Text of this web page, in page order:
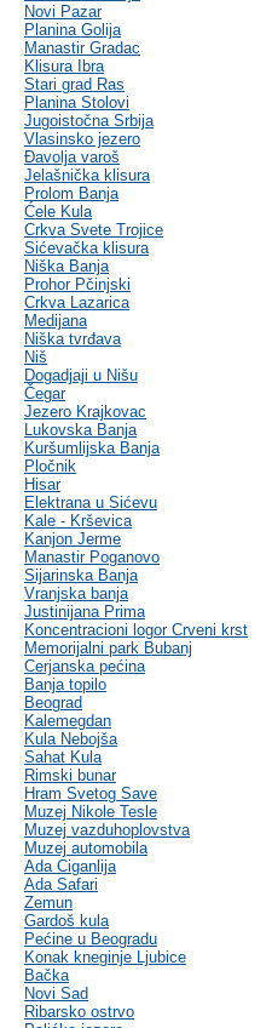
Novi Pazar
Planina Golija
Manastir Gradac
Klisura Ibra
Stari grad Ras
Planina Stolovi
Jugoistočna Srbija
Vlasinsko jezero
Đavolja varoš
Jelašnička klisura
Prolom Banja
Ćele Kula
Crkva Svete Trojice
Sićevačka klisura
Niška Banja
Prohor Pčinjski
Crkva Lazarica
Medijana
Niška tvrđava
Niš
Dogadjaji u Nišu
Čegar
Jezero Krajkovac
Lukovska Banja
Kuršumlijska Banja
Pločnik
Hisar
Elektrana u Sićevu
Kale - Krševica
Kanjon Jerme
Manastir Poganovo
Sijarinska Banja
Vranjska banja
Justinijana Prima
Koncentracioni logor Crveni krst
Memorijalni park Bubanj
Cerjanska pećina
Banja topilo
Beograd
Kalemegdan
Kula Nebojša
Sahat Kula
Rimski bunar
Hram Svetog Save
Muzej Nikole Tesle
Muzej vazduhoplovstva
Muzej automobila
Ada Ciganlija
Ada Safari
Zemun
Gardoš kula
Pećine u Beogradu
Konak kneginje Ljubice
Bačka
Novi Sad
Ribarsko ostrvo